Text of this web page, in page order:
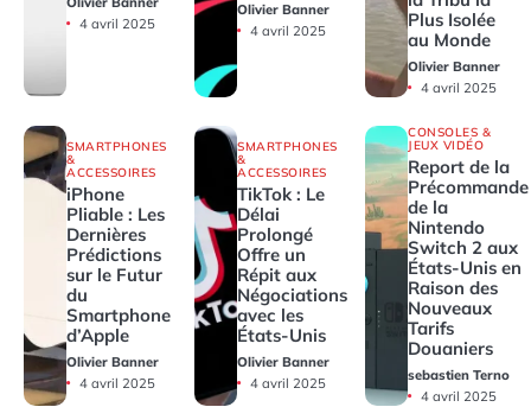
4 avril 2025
Olivier Banner
4 avril 2025
Plus Isolée
au Monde
Olivier Banner
4 avril 2025
SMARTPHONES
&
ACCESSOIRES
iPhone
Pliable : Les
Dernières
Prédictions
sur le Futur
du
Smartphone
d’Apple
Olivier Banner
4 avril 2025
SMARTPHONES
&
ACCESSOIRES
TikTok : Le
Délai
Prolongé
Offre un
Répit aux
Négociations
avec les
États-Unis
Olivier Banner
4 avril 2025
CONSOLES &
JEUX VIDÉO
Report de la
Précommande
de la
Nintendo
Switch 2 aux
États-Unis en
Raison des
Nouveaux
Tarifs
Douaniers
sebastien Terno
4 avril 2025